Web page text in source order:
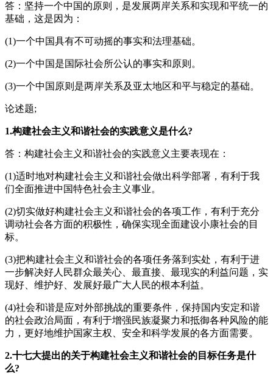
答：坚持一个中国的原则，是发展两岸关系和实现和平统一的
基础，这是因为：
(1)一个中国具有不可动摇的事实和法理基础。
(2)一个中国是国际社会所公认的事实和原则。
(3)一个中国原则是两岸关系及亚太地区和平与稳定的基础。
论述题;
1.构建社会主义和谐社会的实践意义是什么?
答：构建社会主义和谐社会的实践意义主要表现在：
(1)适时地对构建社会主义和谐社会做出科学部署，有利于我
们全面推进中国特色社会主义事业。
(2)切实做好构建社会主义和谐社会的各项工作，有利于充分
调动社会各方面的积极性，确保实现全面建设小康社会的目
标。
(3)把构建社会主义和谐社会的各项任务落到实处，有利于进
一步解决好人民群众最关心、最直接、最现实的利益问题，实
现好、维护好、发展好最广大人民的根本利益。
(4)社会和谐是应对外部挑战的重要条件，保持国内安定和谐
的社会政治局面，有利于增强民族凝聚力和抵御各种风险的能
力，更好地维护国家主权、安全和科学发展的各方面需要。
2.十七大提出的关于构建社会主义和谐社会的目标任务是什
么?